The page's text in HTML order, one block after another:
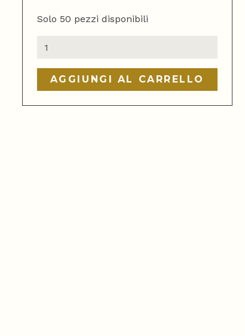
Solo 50 pezzi disponibili
Lelit
quantità
AGGIUNGI AL CARRELLO